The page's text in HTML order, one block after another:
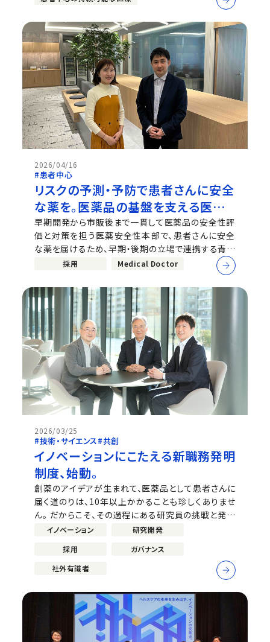
者や血友病の方・ご家族から大きな期待を集めていま
2026/04/16
#患者中心
リスクの予測・予防で患者さんに安全
な薬を。医薬品の基盤を支える医薬
安全性本部
早期開発から市販後まで一貫して医薬品の安全性評
価と対策を担う医薬安全性本部で、患者さんに安全
な薬を届けるため、早期・後期の立場で連携する青木
と御手洗。医学的知見や臨床・研究経験をもとに高度
な判断を行うMDとがん領域における開発品のプロ
ジェクトチームの安全性の代表者SSL。それぞれの役
割をはじめ、中外製薬の安全性に対する...
採用 Medical Doctor
2026/03/25
#技術・サイエンス#共創
イノベーションにこたえる新職務発明
制度、始動。
創薬のアイデアが生まれて、医薬品として患者さんに
届く道のりは、10年以上かかることも珍しくありませ
ん。 だからこそ、その過程にある研究員の挑戦と発明
をどう評価し、次のイノベーションにつなげていくのか
正を行いました。製品だけでなく、研究員の発明によ
って生み出された「技術」そ...
イノベーション
研究開発
採用
ガバナンス
社外有識者